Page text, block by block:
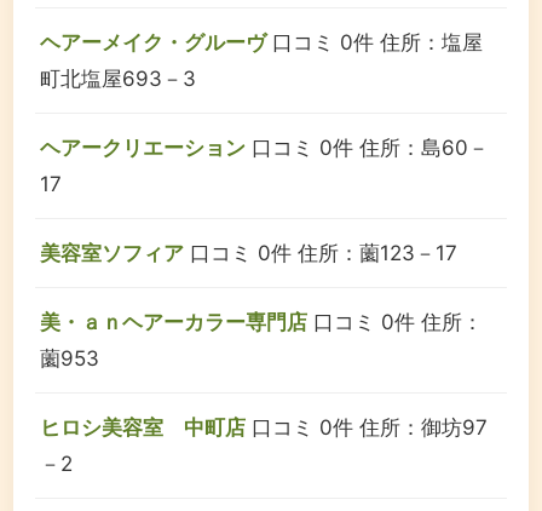
ヘアーメイク・グルーヴ 口コミ 0件 住所：塩屋
町北塩屋693－3
ヘアークリエーション 口コミ 0件 住所：島60－
17
美容室ソフィア 口コミ 0件 住所：薗123－17
美・ａｎヘアーカラー専門店 口コミ 0件 住所：
薗953
ヒロシ美容室 中町店 口コミ 0件 住所：御坊97
－2